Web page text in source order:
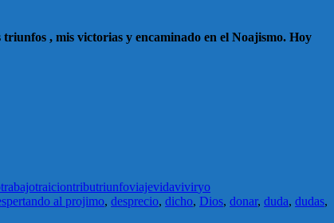
, mis victorias y encaminado en el Noajismo. Hoy
trabajotraiciontributriunfoviajevidaviviryo
al projimo, desprecio, dicho, Dios, donar, duda, dudas,